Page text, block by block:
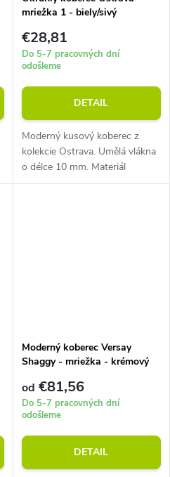
mriežka 1 - biely/sivý
€28,81
Do 5-7 pracovných dní
odošleme
DETAIL
Moderný kusový koberec z
kolekcie Ostrava. Umělá vlákna
o délce 10 mm. Materiál
polypropylen. Gramáž
Moderný koberec Versay
Shaggy - mriežka - krémový
od €81,56
Do 5-7 pracovných dní
odošleme
DETAIL